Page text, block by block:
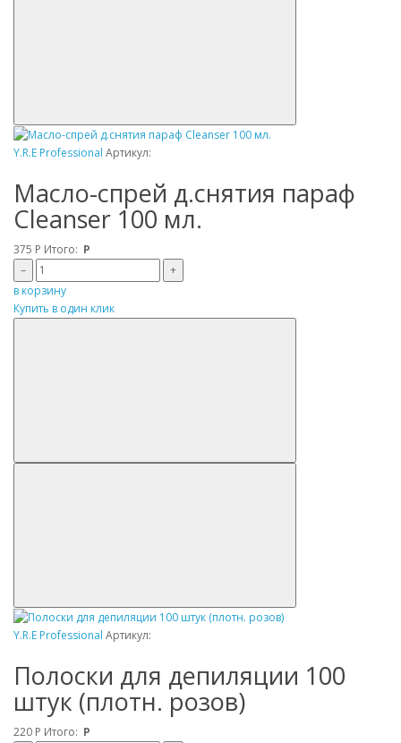
Y.R.E Professional Артикул:
Масло-спрей д.снятия параф
Cleanser 100 мл.
375 Р Итого: Р
–
+
в корзину
Купить в один клик
Y.R.E Professional Артикул:
Полоски для депиляции 100
штук (плотн. розов)
220 Р Итого: Р